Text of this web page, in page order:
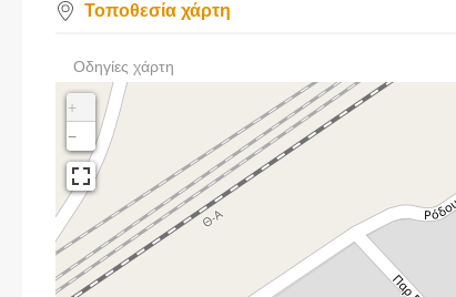
Τοποθεσία χάρτη
Οδηγίες χάρτη
+
−